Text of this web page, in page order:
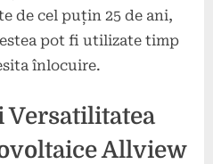
de cel puțin 25 de ani,
pot fi utilizate timp
înlocuire.
Versatilitatea
Allview